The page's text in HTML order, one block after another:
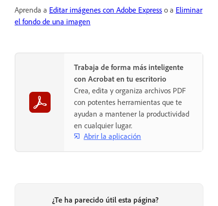
Aprenda a Editar imágenes con Adobe Express o a Eliminar
el fondo de una imagen
Trabaja de forma más inteligente
con Acrobat en tu escritorio
Crea, edita y organiza archivos PDF
con potentes herramientas que te
ayudan a mantener la productividad
en cualquier lugar.
Abrir la aplicación
¿Te ha parecido útil esta página?